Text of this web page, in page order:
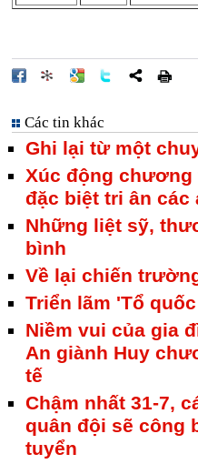
Các tin khác
Ghi lại từ một
Xúc động
đặc biệt tri ân các
Những liệt sỹ,
bình
Về lại chiến
Triển lãm 'Tổ
Niềm vui của gia
An giành Huy
tế
Chậm nhất 31-7,
quân đội sẽ công
tuyển